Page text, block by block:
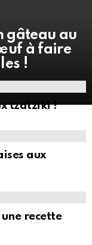
gâteau au
à faire
!
tzatziki !
aux
recette